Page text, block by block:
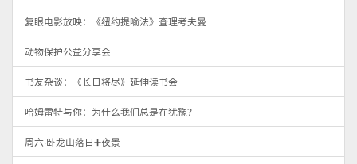
复眼电影放映：《纽约提喻法》查理考夫曼
动物保护公益分享会
书友杂谈：《长日将尽》延伸读书会
哈姆雷特与你：为什么我们总是在犹豫？
周六·卧龙山落日➕夜景